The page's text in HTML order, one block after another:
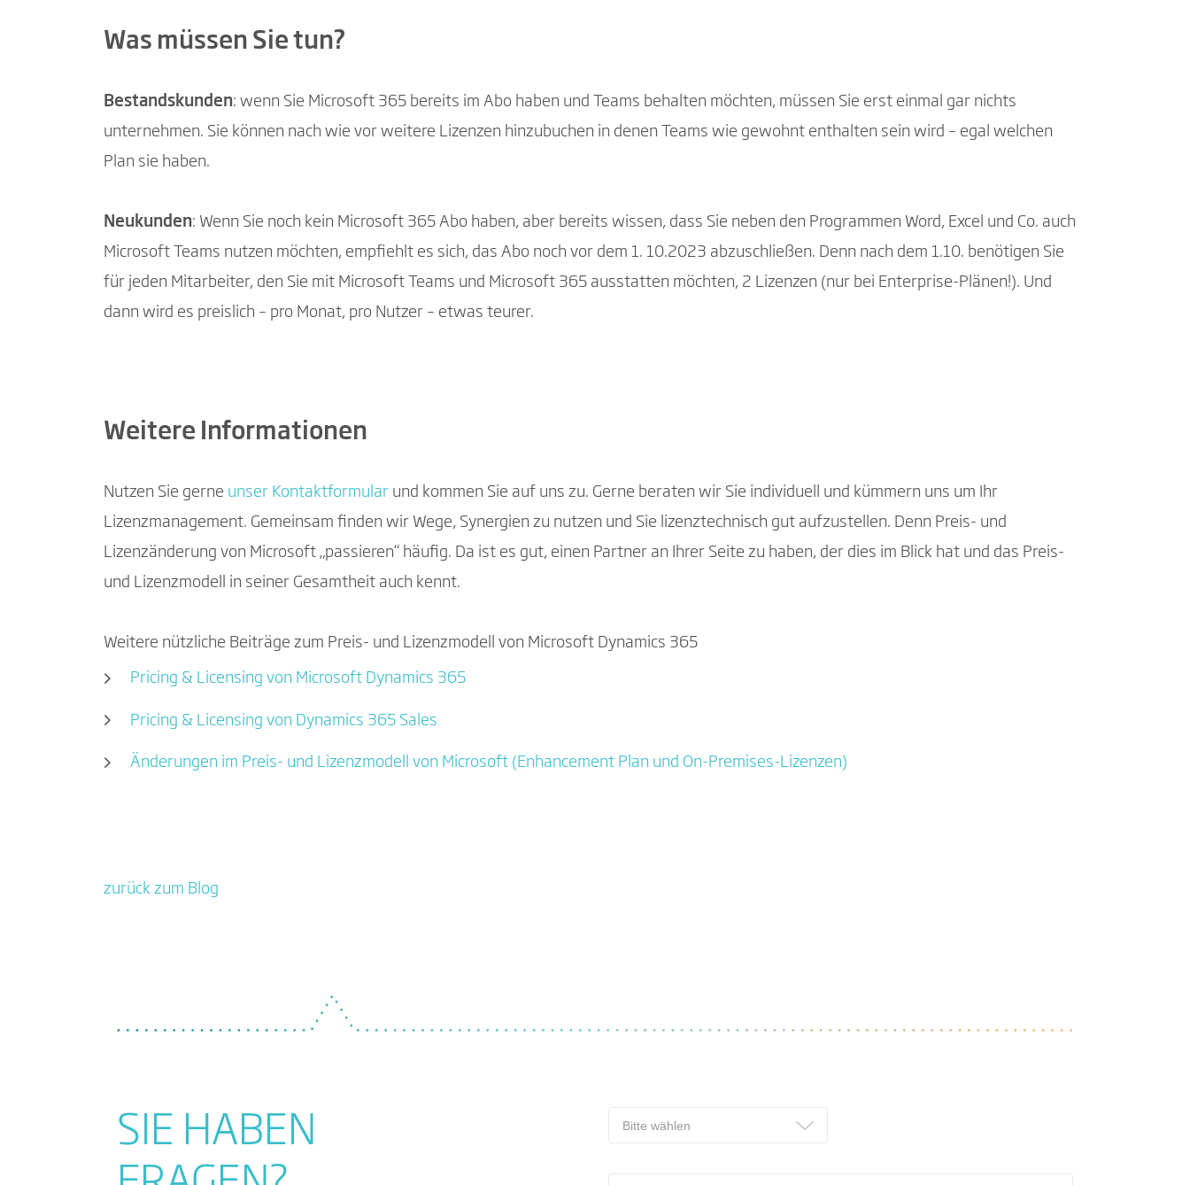
Was müssen Sie tun?
Bestandskunden: wenn Sie Microsoft 365 bereits im Abo haben und Teams behalten möchten, müssen Sie erst einmal gar nichts
unternehmen. Sie können nach wie vor weitere Lizenzen hinzubuchen in denen Teams wie gewohnt enthalten sein wird – egal welchen
Plan sie haben.
Neukunden: Wenn Sie noch kein Microsoft 365 Abo haben, aber bereits wissen, dass Sie neben den Programmen Word, Excel und Co. auch
Microsoft Teams nutzen möchten, empfiehlt es sich, das Abo noch vor dem 1. 10.2023 abzuschließen. Denn nach dem 1.10. benötigen Sie
für jeden Mitarbeiter, den Sie mit Microsoft Teams und Microsoft 365 ausstatten möchten, 2 Lizenzen (nur bei Enterprise-Plänen!). Und
dann wird es preislich – pro Monat, pro Nutzer – etwas teurer.
Weitere Informationen
Nutzen Sie gerne unser Kontaktformular und kommen Sie auf uns zu. Gerne beraten wir Sie individuell und kümmern uns um Ihr
Lizenzmanagement. Gemeinsam finden wir Wege, Synergien zu nutzen und Sie lizenztechnisch gut aufzustellen. Denn Preis- und
Lizenzänderung von Microsoft „passieren“ häufig. Da ist es gut, einen Partner an Ihrer Seite zu haben, der dies im Blick hat und das Preis-
und Lizenzmodell in seiner Gesamtheit auch kennt.
Weitere nützliche Beiträge zum Preis- und Lizenzmodell von Microsoft Dynamics 365
Pricing & Licensing von Microsoft Dynamics 365
Pricing & Licensing von Dynamics 365 Sales
Änderungen im Preis- und Lizenzmodell von Microsoft (Enhancement Plan und On-Premises-Lizenzen)
zurück zum Blog
SIE HABEN